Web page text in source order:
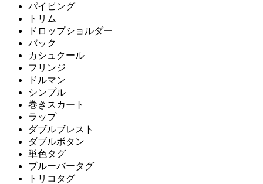
パイピング
トリム
ドロップショルダー
バック
カシュクール
フリンジ
ドルマン
シンプル
巻きスカート
ラップ
ダブルブレスト
ダブルボタン
単色タグ
ブルーバータグ
トリコタグ